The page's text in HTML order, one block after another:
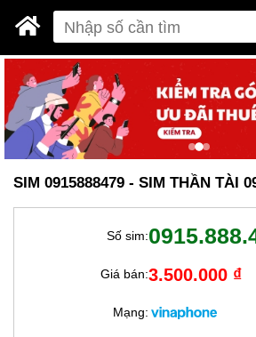
SIM 0915888479 - SIM THẦN TÀI
Số sim:
Giá bán:3.500.000 ₫
Mạng: